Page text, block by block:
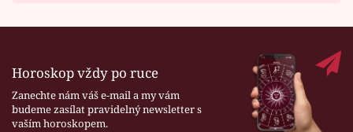
Horoskop vždy po ruce
Zanechte nám váš e-mail a my vám
budeme zasílat pravidelný newsletter s
vaším horoskopem.